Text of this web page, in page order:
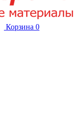
Корзина 0